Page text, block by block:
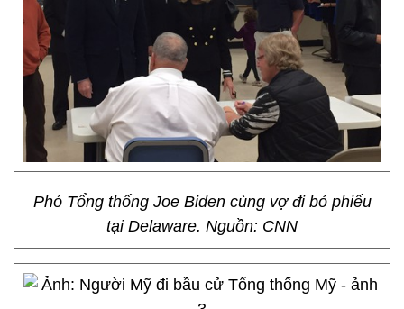
Phó Tổng thống Joe Biden cùng vợ đi bỏ phiếu
tại Delaware. Nguồn: CNN